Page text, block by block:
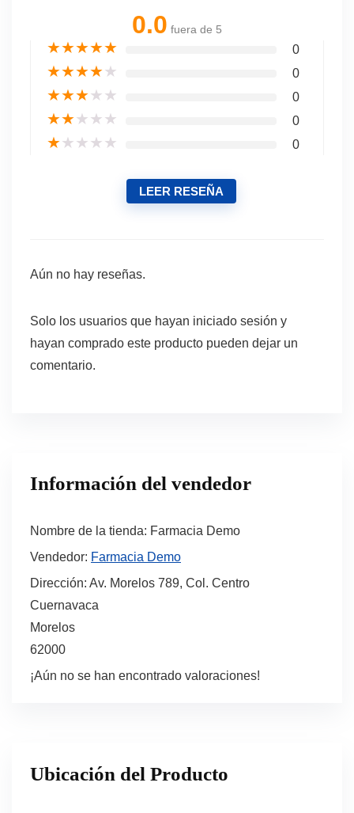
0.0 fuera de 5
★★★★★ 0
★★★★★ 0
★★★★★ 0
★★★★★ 0
★★★★★ 0
LEER RESEÑA
Aún no hay reseñas.
Solo los usuarios que hayan iniciado sesión y
hayan comprado este producto pueden dejar un
comentario.
Información del vendedor
Nombre de la tienda: Farmacia Demo
Vendedor: Farmacia Demo
Dirección: Av. Morelos 789, Col. Centro
Cuernavaca
Morelos
62000
¡Aún no se han encontrado valoraciones!
Ubicación del Producto